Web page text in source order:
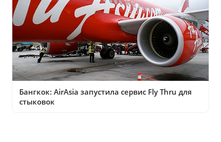
Бангкок: AirAsia запустила сервис Fly Thru для
стыковок